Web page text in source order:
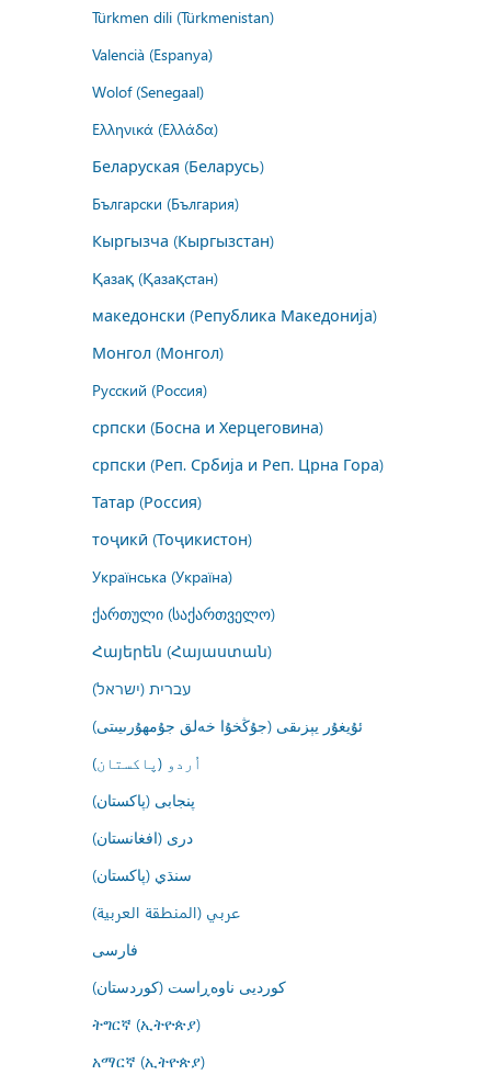
Türkmen dili (Türkmenistan)
Valencià (Espanya)
Wolof (Senegaal)
Ελληνικά (Ελλάδα)
Беларуская (Беларусь)
Български (България)
Кыргызча (Кыргызстан)
Қазақ (Қазақстан)
македонски (Република Македонија)
Монгол (Монгол)
Русский (Россия)
српски (Босна и Херцеговина)
српски (Реп. Србија и Реп. Црна Гора)
Татар (Россия)
тоҷикӣ (Тоҷикистон)
Українська (Україна)
ქართული (საქართველო)
Հայերեն (Հայաստան)
עברית (ישראל)
ئۇيغۇر يېزىقى (جۇڭخۇا خەلق جۇمھۇرىيىتى)
اُردو (پاکستان)
پنجابی (پاکستان)
درى (افغانستان)
سنڌي (پاکستان)
عربي (المنطقة العربية)
فارسى
کوردیی ناوەڕاست (کوردستان)
ትግርኛ (ኢትዮጵያ)
አማርኛ (ኢትዮጵያ)